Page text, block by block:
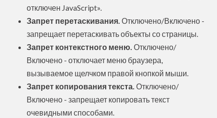
отключен JavaScript».
Запрет перетаскивания. Отключено/Включено -
запрещает перетаскивать объекты со страницы.
Запрет контекстного меню. Отключено/
Включено - отключает меню браузера,
вызываемое щелчком правой кнопкой мыши.
Запрет копирования текста. Отключено/
Включено - запрещает копировать текст
очевидными способами.